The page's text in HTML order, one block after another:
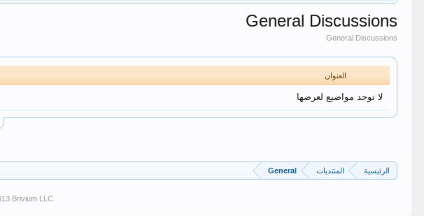
General Discussions
General Discussions
العنوان
لا توجد مواضيع لعرضها
الرئيسية المنتديات General
Brivium LLC.